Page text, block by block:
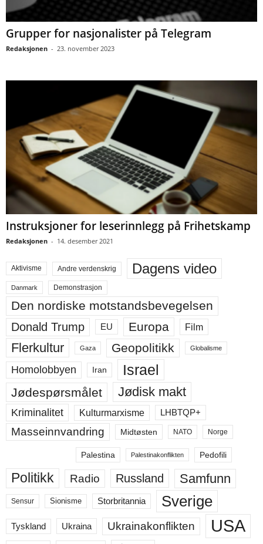
Grupper for nasjonalister på Telegram
Redaksjonen - 23. november 2023
Instruksjoner for leserinnlegg på Frihetskamp
Redaksjonen - 14. desember 2021
Aktivisme Andre verdenskrig Dagens video
Danmark Demonstrasjon
Den nordiske motstandsbevegelsen
Donald Trump EU Europa Film
Flerkultur Gaza Geopolitikk Globalisme
Homolobbyen Iran Israel
Jødespørsmålet Jødisk makt
Kriminalitet Kulturmarxisme LHBTQP+
Masseinnvandring Midtøsten NATO Norge
Palestina Palestinakonflikten Pedofili
Politikk Radio Russland Samfunn
Sensur Sionisme Storbritannia Sverige
Tyskland Ukraina Ukrainakonflikten USA